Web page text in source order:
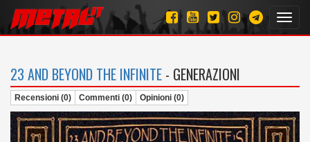
23 AND BEYOND THE INFINITE - GENERAZIONI
Recensioni (0) Commenti (0) Opinioni (0)